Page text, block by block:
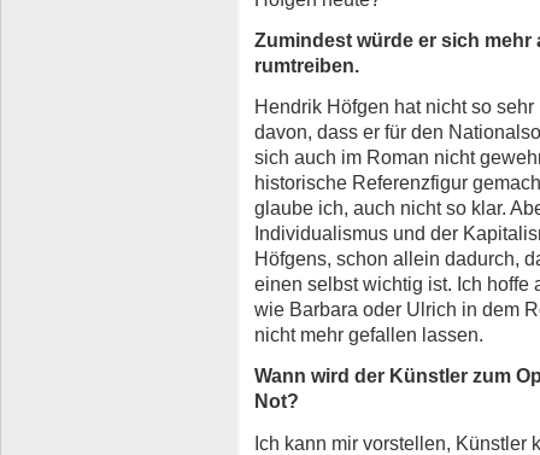
Zumindest würde er sich mehr
rumtreiben.
Hendrik Höfgen hat nicht so
davon, dass er für den
sich auch im Roman nicht
historische Referenzfigur
glaube ich, auch nicht so klar.
Individualismus und der
Höfgens, schon allein dadurch,
einen selbst wichtig ist. Ich hoffe
wie Barbara oder Ulrich in dem
nicht mehr gefallen lassen.
Wann wird der Künstler zum
Not?
Ich kann mir vorstellen, Künstler